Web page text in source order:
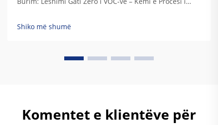
nga ngjyrat e lëngshme tradicionale, përshkruajtjet me
pluhur nuk përmbajnë asnjë tretës të lëngshëm, gjë që
Shiko më shumë
Komentet e klientëve për